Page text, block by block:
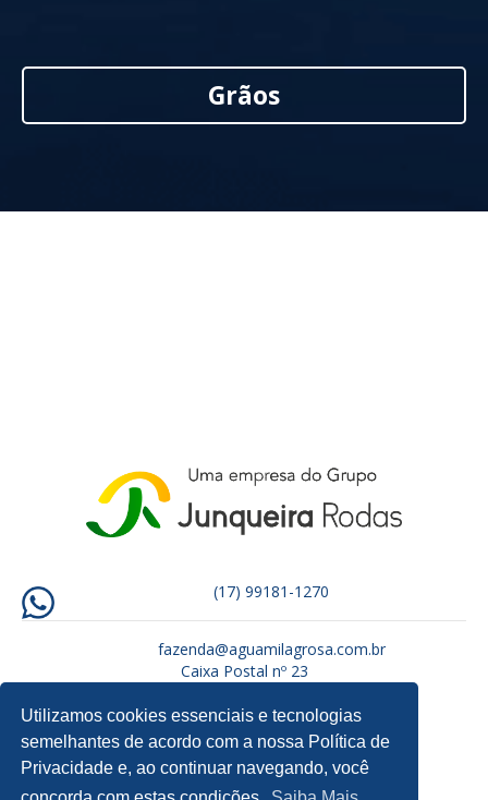
Grãos
(17) 99181-1270
fazenda@aguamilagrosa.com.br
Caixa Postal nº 23
Utilizamos cookies essenciais e tecnologias
semelhantes de acordo com a nossa Política de
Privacidade e, ao continuar navegando, você